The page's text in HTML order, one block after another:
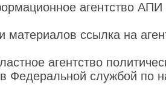
агентство
материалов ссылка на
агентство
в Федеральной службой по